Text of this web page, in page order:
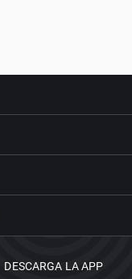
DESCARGA LA APP